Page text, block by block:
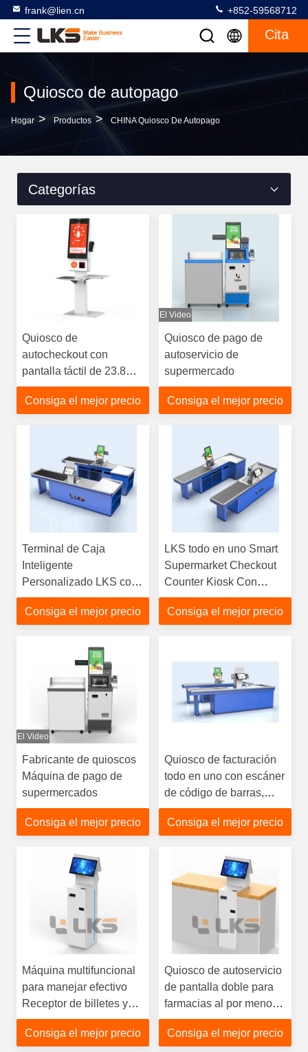
frank@lien.cn +852-59568712
Cita
Quiosco de autopago
Hogar > Productos > CHINA Quiosco De Autopago
Categorías
Quiosco de
autocheckout con
pantalla táctil de 23.8
pulgadas impresora
escáner para
Consiga el mejor precio
El Video
Quiosco de pago de
autoservicio de
supermercado
Consiga el mejor precio
Terminal de Caja
Inteligente
Personalizado LKS con
Cinta Transportadora
para Comercio Minorista
de Liquidación
Consiga el mejor precio
LKS todo en uno Smart
Supermarket Checkout
Counter Kiosk Con
Cinturón transportador
Consiga el mejor precio
El Video
Fabricante de quioscos
Máquina de pago de
supermercados
Consiga el mejor precio
Quiosco de facturación
todo en uno con escáner
de código de barras,
impresión, entrega
Consiga el mejor precio
Máquina multifuncional
para manejar efectivo
Receptor de billetes y
monedas con
dispensador de cambio
Consiga el mejor precio
Quiosco de autoservicio
de pantalla doble para
farmacias al por menor
con pago de billetes y
monedas
Consiga el mejor precio